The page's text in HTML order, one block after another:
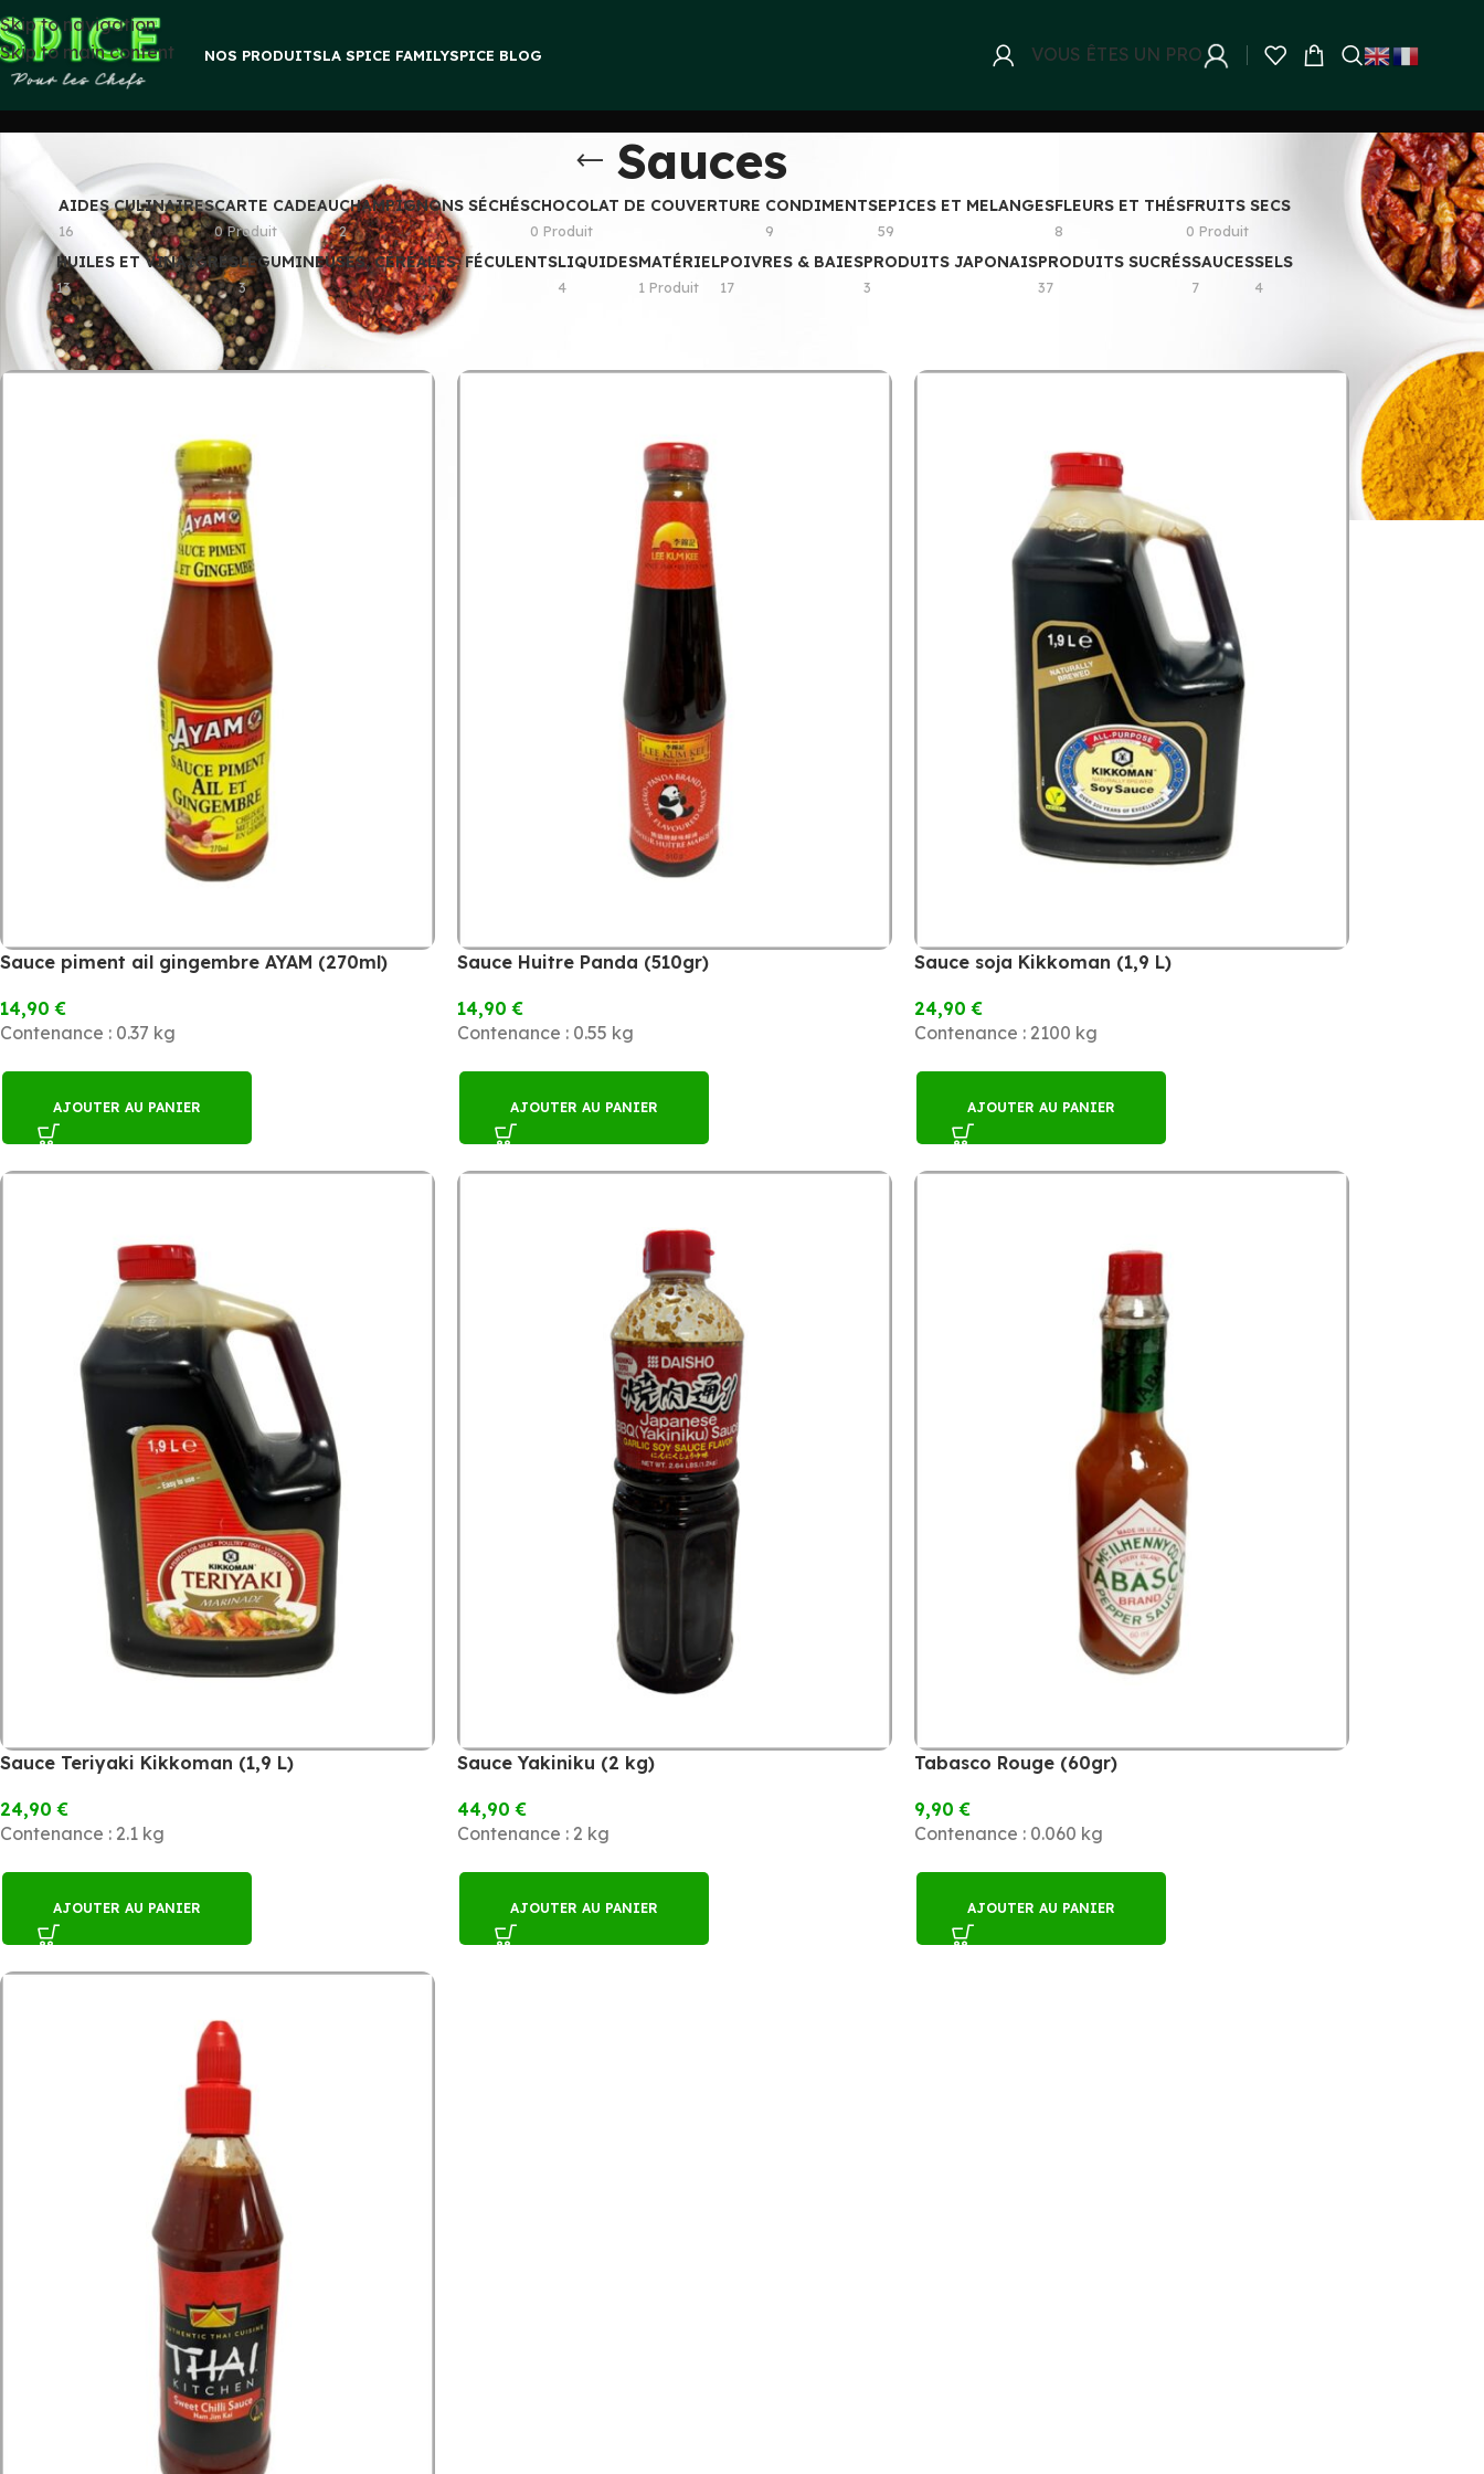
Skip to navigation
Skip to main content
NOS PRODUITSLA SPICE FAMILYSPICE BLOG VOUS ÊTES UN PRO
Sauces
AIDES CULINAIRES
16
CARTE CADEAU
0 Produit
CHAMPIGNONS SÉCHÉS
2
CHOCOLAT DE COUVERTURE
0 Produit
CONDIMENTS
9
EPICES ET MELANGES
59
FLEURS ET THÉS
8
FRUITS SECS
0 Produit
HUILES ET VINAIGRES
13
LÉGUMINEUSES, CÉRÉALES, FÉCULENTS
3
LIQUIDES
4
MATÉRIEL
1 Produit
POIVRES & BAIES
17
PRODUITS JAPONAIS
3
PRODUITS SUCRÉS
37
SAUCES
7
SELS
4
Accueil»Sauces
Sauce piment ail gingembre AYAM (270ml)
14,90€
Contenance : 0.37 kg
AJOUTER AU PANIER
Sauce Huitre Panda (510gr)
14,90€
Contenance : 0.55 kg
AJOUTER AU PANIER
Sauce soja Kikkoman (1,9 L)
24,90€
Contenance : 2100 kg
AJOUTER AU PANIER
Sauce Teriyaki Kikkoman (1,9 L)
24,90€
Contenance : 2.1 kg
AJOUTER AU PANIER
Sauce Yakiniku (2 kg)
44,90€
Contenance : 2 kg
AJOUTER AU PANIER
Tabasco Rouge (60gr)
9,90€
Contenance : 0.060 kg
AJOUTER AU PANIER